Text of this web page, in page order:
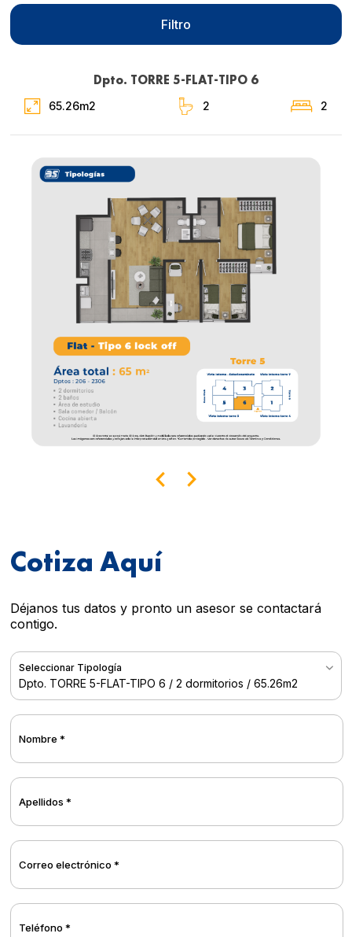
Filtro
Dpto. TORRE 5-FLAT-TIPO 6
65.26m2 2 2
Cotiza Aquí
Déjanos tus datos y pronto un asesor se contactará
contigo.
Seleccionar Tipología
Nombre *
Apellidos *
Correo electrónico *
Teléfono *